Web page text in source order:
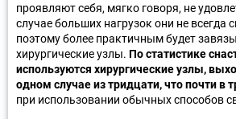
проявляют себя, мягко говоря, не
случае больших нагрузок они не всегда
поэтому более практичным будет
хирургические узлы. По статистике
используются хирургические узлы,
одном случае из тридцати, что почти в
при использовании обычных способов